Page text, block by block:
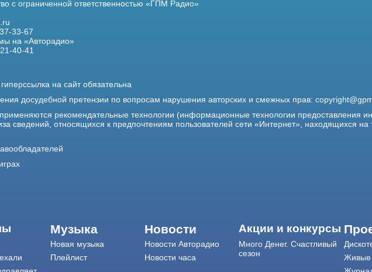
с ограниченной ответственностью «ГПМ Радио»
33-67
на «Авторадио»
40-41
на сайт обязательна
досудебной претензии по вопросам нарушения авторских и смежных прав:
рекомендательные технологии (информационные технологии предоставления
сведений, относящихся к предпочтениям пользователей сети «Интернет», находящихся на
Музыка
Новая музыка
Плейлист
Новости
Новости Авторадио
Новости часа
Акции и конкурсы
Много Денег. Счастливый
сезон
Живые